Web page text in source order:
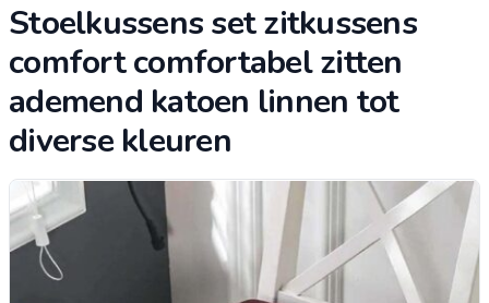
emend katoen linnen tot dive
Stoelkussens set zitkussens
comfort comfortabel zitten
ademend katoen linnen tot
diverse kleuren